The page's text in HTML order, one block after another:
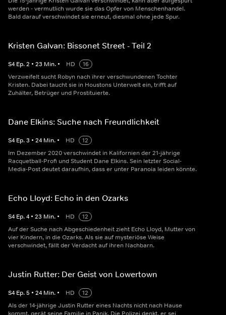
werden - vermutlich wurde sie das Opfer von Menschenhandel.
Bald darauf verschwindet sie erneut, diesmal ohne jede Spur.
Kristen Galvan: Bissonet Street - Teil 2
S4 Ep.2 • 23 Min. • HD
16
Verzweifelt sucht Robyn nach ihrer verschwundenen Tochter
Kristen. Dabei taucht sie in Houstons Unterwelt ein, trifft auf
Zuhälter, Betrüger und Prostituierte.
Dane Elkins: Suche nach Freundlichkeit
S4 Ep.3 • 24 Min. • HD
12
Im Dezember 2020 verschwindet in Kalifornien der 21-jährige
Racquetball-Profi und Student Dane Elkins. Sein letzter Social-
Media-Post deutet daraufhin, dass er unter Paranoia leiden könnte.
Echo Lloyd: Echo in den Ozarks
S4 Ep.4 • 23 Min. • HD
12
Auf der Suche nach Abgeschiedenheit zieht Echo Lloyd, Mutter von
vier Kindern, in die Ozarks. Als sie auf mysteriöse Weise
verschwindet, fällt der Verdacht auf ihren Nachbarn.
Justin Rutter: Der Geist von Lowertown
S4 Ep.5 • 24 Min. • HD
12
Als der 14-jährige Justin Rutter eines Nachts nicht nach Hause